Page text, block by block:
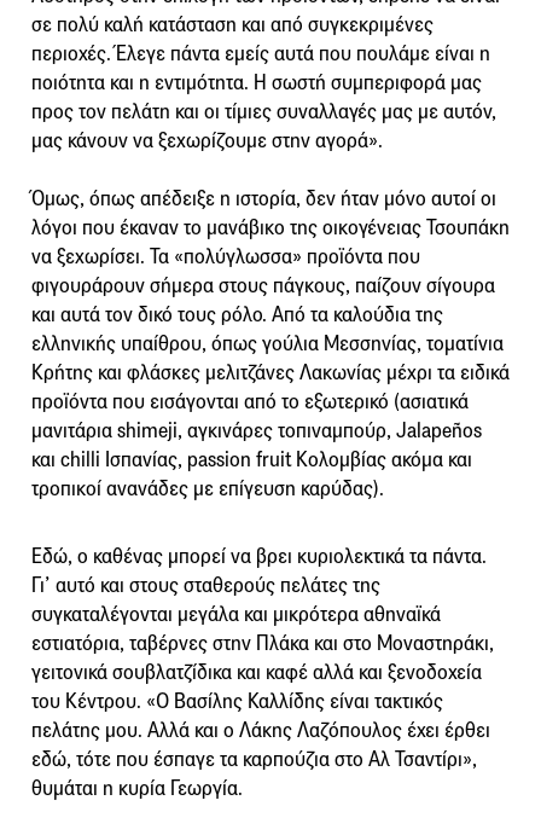
σε πολύ καλή κατάσταση και από συγκεκριμένες
περιοχές. Έλεγε πάντα εμείς αυτά που πουλάμε είναι η
ποιότητα και η εντιμότητα. Η σωστή συμπεριφορά μας
προς τον πελάτη και οι τίμιες συναλλαγές μας με αυτόν,
μας κάνουν να ξεχωρίζουμε στην αγορά».
Όμως, όπως απέδειξε η ιστορία, δεν ήταν μόνο αυτοί οι
λόγοι που έκαναν το μανάβικο της οικογένειας Τσουπάκη
να ξεχωρίσει. Τα «πολύγλωσσα» προϊόντα που
φιγουράρουν σήμερα στους πάγκους, παίζουν σίγουρα
και αυτά τον δικό τους ρόλο. Από τα καλούδια της
ελληνικής υπαίθρου, όπως γούλια Μεσσηνίας, τοματίνια
Κρήτης και φλάσκες μελιτζάνες Λακωνίας μέχρι τα ειδικά
προϊόντα που εισάγονται από το εξωτερικό (ασιατικά
μανιτάρια shimeji, αγκινάρες τοπιναμπούρ, Jalapeños
και chilli Ισπανίας, passion fruit Κολομβίας ακόμα και
τροπικοί ανανάδες με επίγευση καρύδας).
Εδώ, ο καθένας μπορεί να βρει κυριολεκτικά τα πάντα.
Γι’ αυτό και στους σταθερούς πελάτες της
συγκαταλέγονται μεγάλα και μικρότερα αθηναϊκά
εστιατόρια, ταβέρνες στην Πλάκα και στο Μοναστηράκι,
γειτονικά σουβλατζίδικα και καφέ αλλά και ξενοδοχεία
του Κέντρου. «Ο Βασίλης Καλλίδης είναι τακτικός
πελάτης μου. Αλλά και ο Λάκης Λαζόπουλος έχει έρθει
εδώ, τότε που έσπαγε τα καρπούζια στο Αλ Τσαντίρι»,
θυμάται η κυρία Γεωργία.